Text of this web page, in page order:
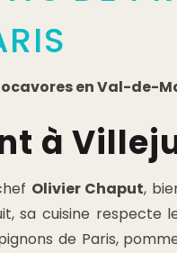
en Val-de-
à
Olivier Chaput,
sa cuisine
de Paris,